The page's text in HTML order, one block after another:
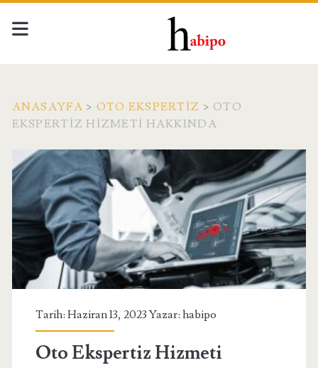
ANASAYFA > OTO EKSPERTIZ > OTO
EKSPERTIZ HIZMETI HAKKINDA
Tarih: Haziran 13, 2023 Yazar: habipo
Oto Ekspertiz Hizmeti